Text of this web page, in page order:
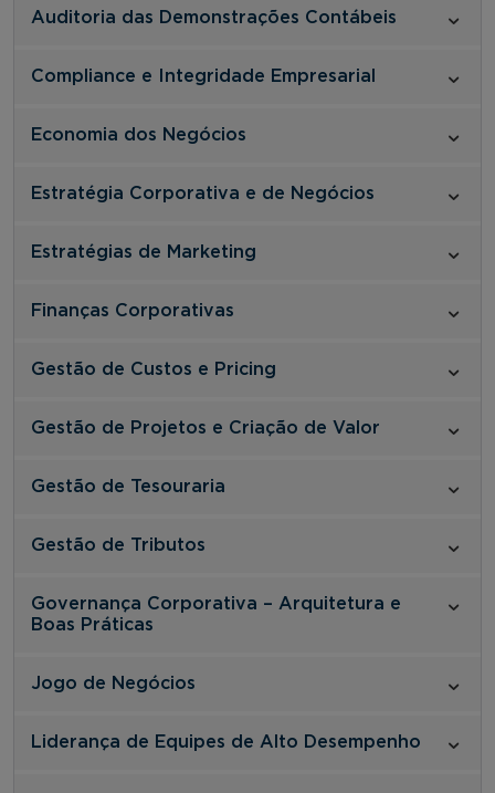
Auditoria das Demonstrações Contábeis
Compliance e Integridade Empresarial
Economia dos Negócios
Estratégia Corporativa e de Negócios
Estratégias de Marketing
Finanças Corporativas
Gestão de Custos e Pricing
Gestão de Projetos e Criação de Valor
Gestão de Tesouraria
Gestão de Tributos
Governança Corporativa – Arquitetura e
Boas Práticas
Jogo de Negócios
Liderança de Equipes de Alto Desempenho